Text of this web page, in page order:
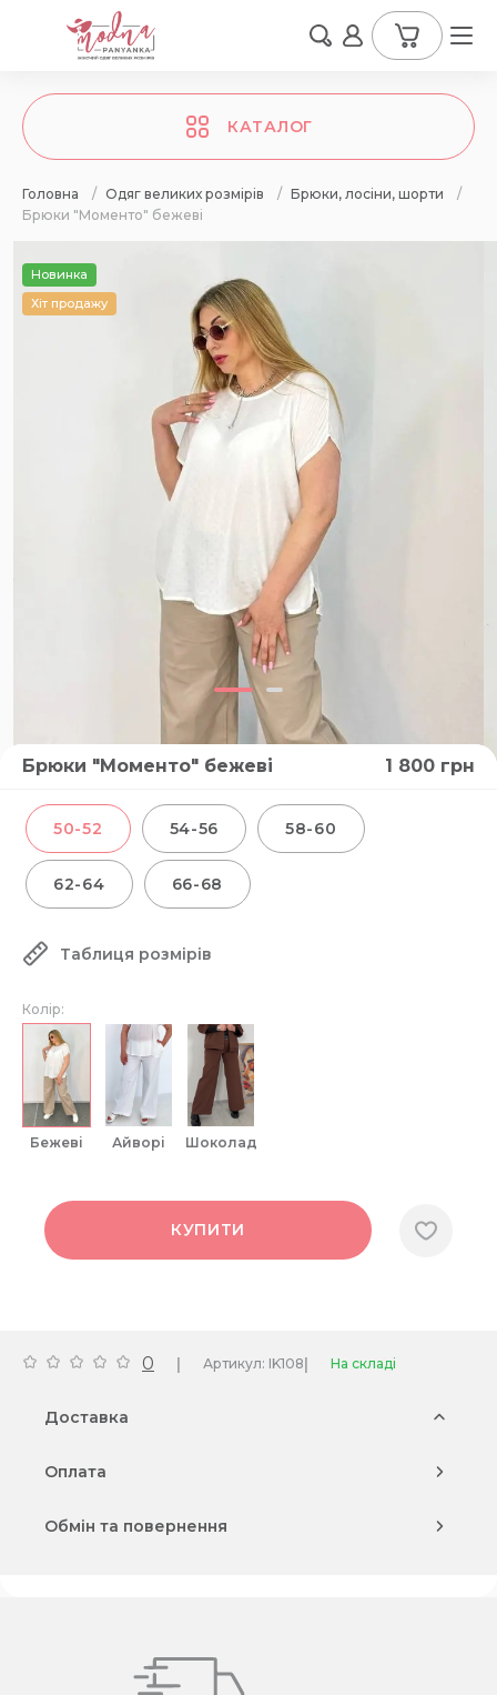
КАТАЛОГ
Головна / Одяг великих розмірів / Брюки, лосіни, шорти
/
Брюки "Моменто" бежеві
Новинка
Хіт продажу
Брюки "Моменто" бежеві 1 800 грн
50-52 54-56 58-60
62-64 66-68
Таблиця розмірів
Колір:
бежеві айворі шоколад
КУПИТИ
0 | Артикул: IK108| На складі
Доставка
Оплата
Обмін та повернення